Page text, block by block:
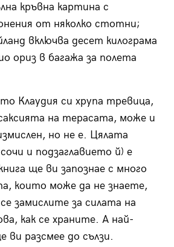
кръвна картина с
от няколко стотни;
включва десет килограма
ориз в багажа за полета
Клаудия си хрупа тревица,
на терасата, може и
но не е. Цялата
и подзаглавието й) е
ще ви запознае с много
които може да не знаете,
замислите за силата на
как се храните. А най-
ви разсмее до сълзи.